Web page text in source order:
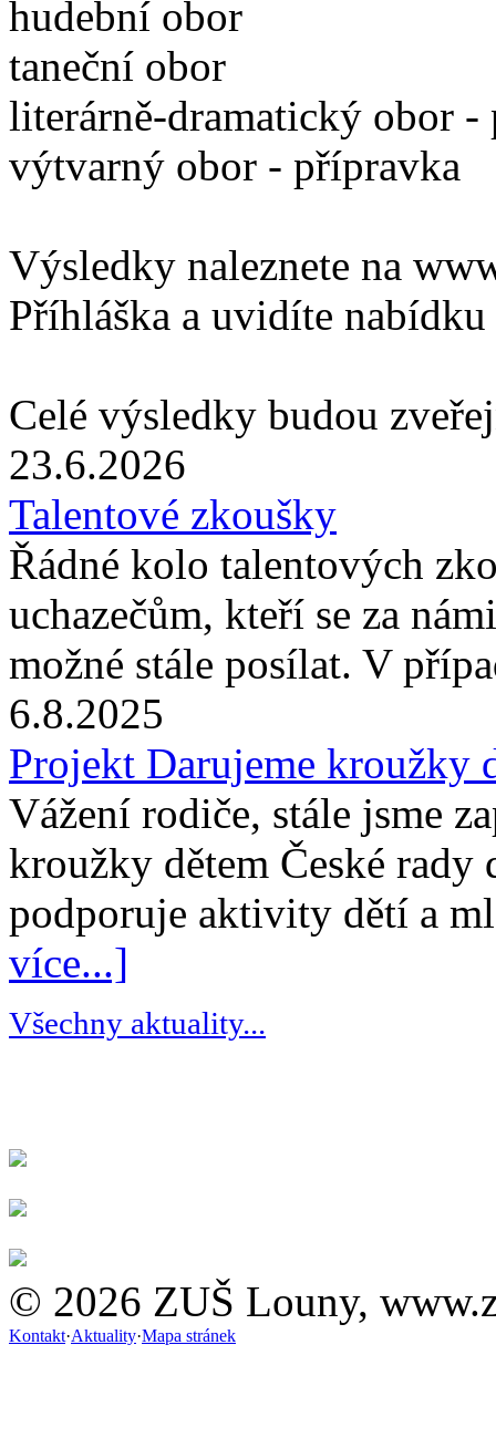
hudební obor
taneční obor
literárně-dramatický obor -
výtvarný obor - přípravka
Výsledky naleznete na
Příhláška a uvidíte
Celé výsledky budou
23.6.2026
Talentové zkoušky
Řádné kolo talentových
uchazečům, kteří se za
možné stále posílat. V
6.8.2025
Projekt Darujeme kroužky
Vážení rodiče, stále jsme
kroužky dětem České
podporuje aktivity dětí a
více...]
Všechny aktuality...
© 2026 ZUŠ Louny,
Kontakt·Aktuality·Mapa stránek